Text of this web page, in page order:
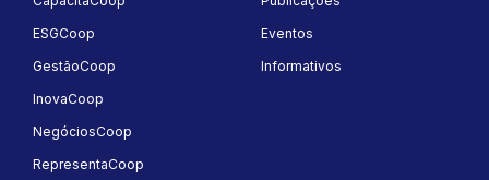
ESGCoop
GestãoCoop
InovaCoop
NegóciosCoop
RepresentaCoop
Eventos
Informativos